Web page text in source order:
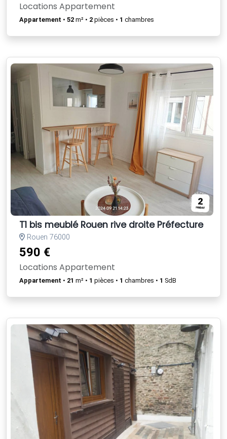
Locations Appartement
Appartement • 52 m² • 2 pièces • 1 chambres
T1 bis meublé Rouen rive droite Préfecture
Rouen 76000
590 €
Locations Appartement
Appartement • 21 m² • 1 pièces • 1 chambres • 1 SdB